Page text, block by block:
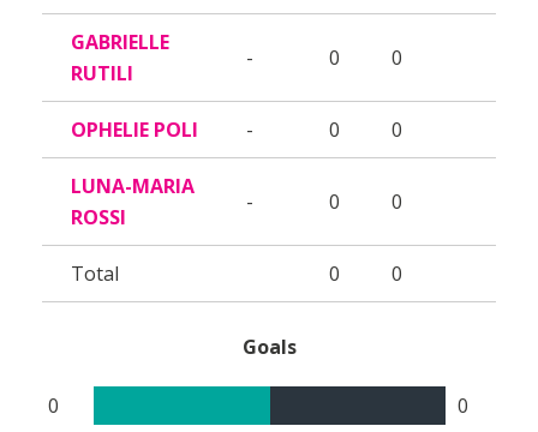
GABRIELLE
RUTILI
- 0 0
OPHELIE POLI - 0 0
LUNA-MARIA
ROSSI
- 0 0
Total 0 0
Goals
0 0